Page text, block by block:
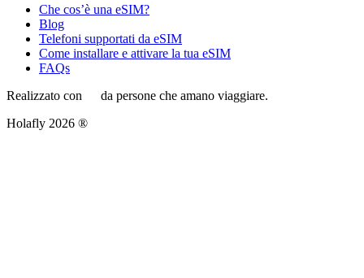
Che cos’è una eSIM?
Blog
Telefoni supportati da eSIM
Come installare e attivare la tua eSIM
FAQs
Realizzato con
da persone che amano viaggiare.
Holafly 2026 ®